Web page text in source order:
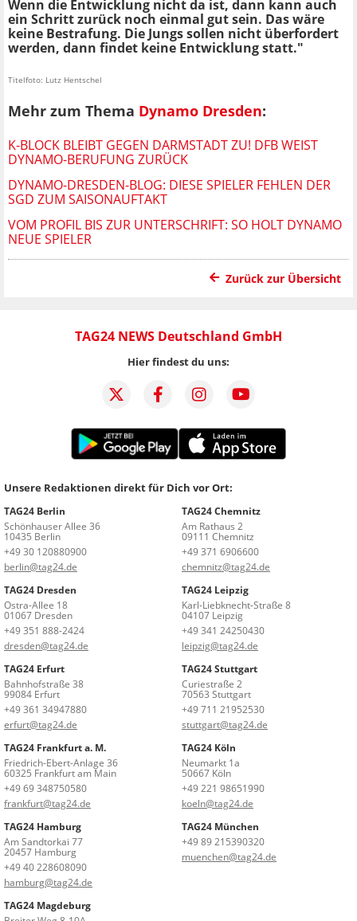
Wenn die Entwicklung nicht da ist, dann kann auch
ein Schritt zurück noch einmal gut sein. Das wäre
keine Bestrafung. Die Jungs sollen nicht überfordert
werden, dann findet keine Entwicklung statt."
Titelfoto: Lutz Hentschel
Mehr zum Thema Dynamo Dresden:
K-BLOCK BLEIBT GEGEN DARMSTADT ZU! DFB WEIST
DYNAMO-BERUFUNG ZURÜCK
DYNAMO-DRESDEN-BLOG: DIESE SPIELER FEHLEN DER
SGD ZUM SAISONAUFTAKT
VOM PROFIL BIS ZUR UNTERSCHRIFT: SO HOLT DYNAMO
NEUE SPIELER
Zurück zur Übersicht
TAG24 NEWS Deutschland GmbH
Hier findest du uns:
Unsere Redaktionen direkt für Dich vor Ort:
TAG24 Berlin
Schönhauser Allee 36
10435 Berlin
+49 30 120880900
berlin@tag24.de
TAG24 Chemnitz
Am Rathaus 2
09111 Chemnitz
+49 371 6906600
chemnitz@tag24.de
TAG24 Dresden
Ostra-Allee 18
01067 Dresden
+49 351 888-2424
dresden@tag24.de
TAG24 Leipzig
Karl-Liebknecht-Straße 8
04107 Leipzig
+49 341 24250430
leipzig@tag24.de
TAG24 Erfurt
Bahnhofstraße 38
99084 Erfurt
+49 361 34947880
erfurt@tag24.de
TAG24 Stuttgart
Curiestraße 2
70563 Stuttgart
+49 711 21952530
stuttgart@tag24.de
TAG24 Frankfurt a. M.
Friedrich-Ebert-Anlage 36
60325 Frankfurt am Main
+49 69 348750580
frankfurt@tag24.de
TAG24 Köln
Neumarkt 1a
50667 Köln
+49 221 98651990
koeln@tag24.de
TAG24 Hamburg
Am Sandtorkai 77
20457 Hamburg
+49 40 228608090
hamburg@tag24.de
TAG24 München
+49 89 215390320
muenchen@tag24.de
TAG24 Magdeburg